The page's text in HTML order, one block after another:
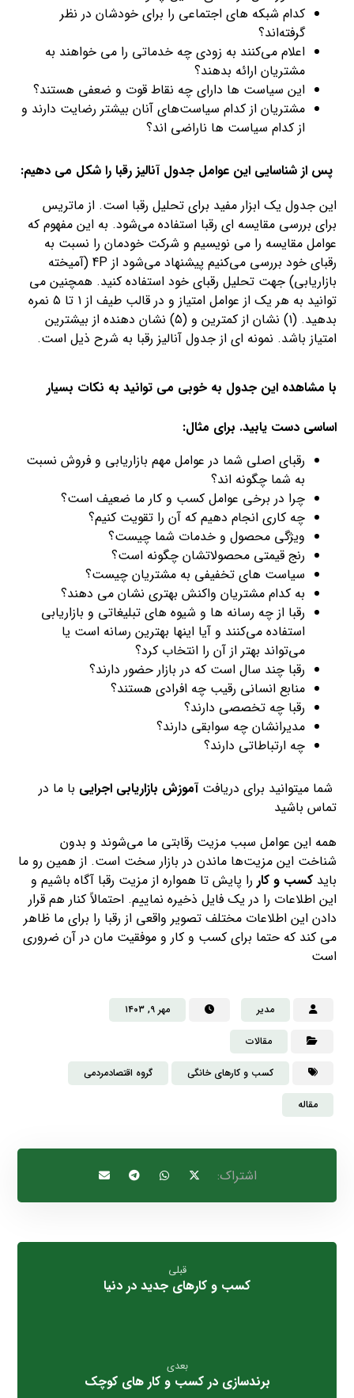
کدام شبکه های اجتماعی را برای خودشان در نظر
گرفته‌اند؟
اعلام می‌کنند به زودی چه خدماتی را می خواهند به
مشتریان ارائه بدهند؟
این سیاست ها دارای چه نقاط قوت و ضعفی هستند؟
مشتریان از کدام سیاست‌های آنان بیشتر رضایت دارند و
از کدام سیاست ها ناراضی اند؟
پس از شناسایی این عوامل جدول آنالیز رقبا را شکل می دهیم:
این جدول یک ابزار مفید برای تحلیل رقبا است. از ماتریس
برای بررسی مقایسه ای رقبا استفاده می‌شود. به این مفهوم که
عوامل مقایسه را می نویسیم و شرکت خودمان را نسبت به
رقبای خود بررسی می‌کنیم پیشنهاد می‌شود از 4P (آمیخته
بازاریابی) جهت تحلیل رقبای خود استفاده کنید. همچنین می
توانید به هر یک از عوامل امتیاز و در قالب طیف از ۱ تا ۵ نمره
بدهید. (۱) نشان از کمترین و (۵) نشان دهنده از بیشترین
امتیاز باشد. نمونه ای از جدول آنالیز رقبا به شرح ذیل است.
با مشاهده این جدول به خوبی می توانید به نکات بسیار
اساسی دست یابید. برای مثال:
رقبای اصلی شما در عوامل مهم بازاریابی و فروش نسبت
به شما چگونه اند؟
چرا در برخی عوامل کسب و کار ما ضعیف است؟
چه کاری انجام دهیم که آن را تقویت کنیم؟
ویژگی محصول و خدمات شما چیست؟
رنج قیمتی محصولاتشان چگونه است؟
سیاست های تخفیفی به مشتریان چیست؟
به کدام مشتریان واکنش بهتری نشان می دهند؟
رقبا از چه رسانه ها و شیوه های تبلیغاتی و بازاریابی
استفاده می‌کنند و آیا اینها بهترین رسانه است یا
می‌تواند بهتر از آن را انتخاب کرد؟
رقبا چند سال است که در بازار حضور دارند؟
منابع انسانی رقیب چه افرادی هستند؟
رقبا چه تخصصی دارند؟
مدیرانشان چه سوابقی دارند؟
چه ارتباطاتی دارند؟
شما میتوانید برای دریافت آموزش بازاریابی اجرایی با ما در
تماس باشید
همه این عوامل سبب مزیت رقابتی ما می‌شوند و بدون
شناخت این مزیت‌ها ماندن در بازار سخت است. از همین رو ما
باید کسب و کار را پایش تا همواره از مزیت رقبا آگاه باشیم و
این اطلاعات را در یک فایل ذخیره نماییم. احتمالاً کنار هم قرار
دادن این اطلاعات مختلف تصویر واقعی از رقبا را برای ما ظاهر
می کند که حتما برای کسب و کار و موفقیت مان در آن ضروری
است
مدیر مهر ۹, ۱۴۰۳
مقالات
کسب و کارهای خانگی گروه اقتصادمردمی
مقاله
قبلی
کسب و کارهای جدید در دنیا
بعدی
برندسازی در کسب و کار های کوچک